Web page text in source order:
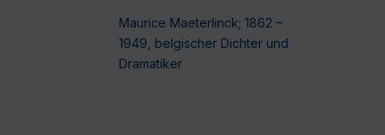
Maurice Maeterlinck; 1862 –
1949, belgischer Dichter und
Dramatiker